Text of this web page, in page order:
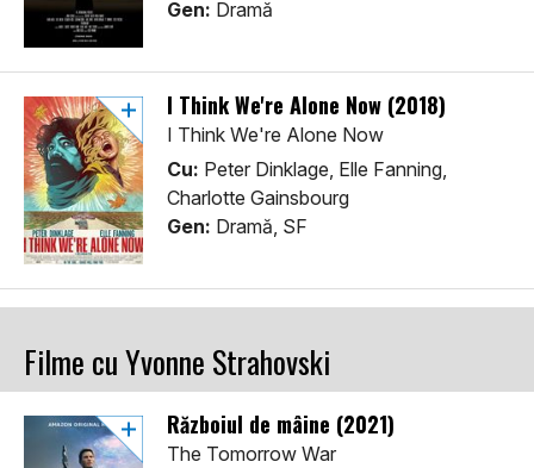
Gen: Dramă
I Think We're Alone Now (2018)
I Think We're Alone Now
Cu: Peter Dinklage, Elle Fanning,
Charlotte Gainsbourg
Gen: Dramă, SF
Filme cu Yvonne Strahovski
Războiul de mâine (2021)
The Tomorrow War